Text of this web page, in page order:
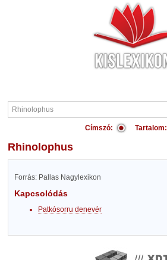
Címszó: Tartalom:
Rhinolophus
Forrás: Pallas Nagylexikon
Kapcsolódás
Patkósorru denevér